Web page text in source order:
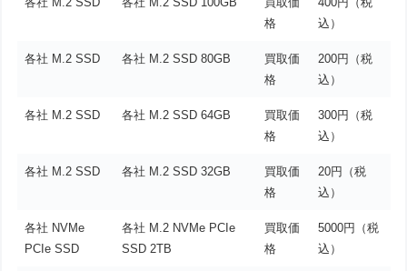
格
込）
各社 M.2 SSD 各社 M.2 SSD 80GB
買取価
格
200円（税
込）
各社 M.2 SSD 各社 M.2 SSD 64GB
買取価
格
300円（税
込）
各社 M.2 SSD 各社 M.2 SSD 32GB
買取価
格
20円（税
込）
各社 NVMe
PCIe SSD
各社 M.2 NVMe PCIe
SSD 2TB
買取価
格
5000円（税
込）